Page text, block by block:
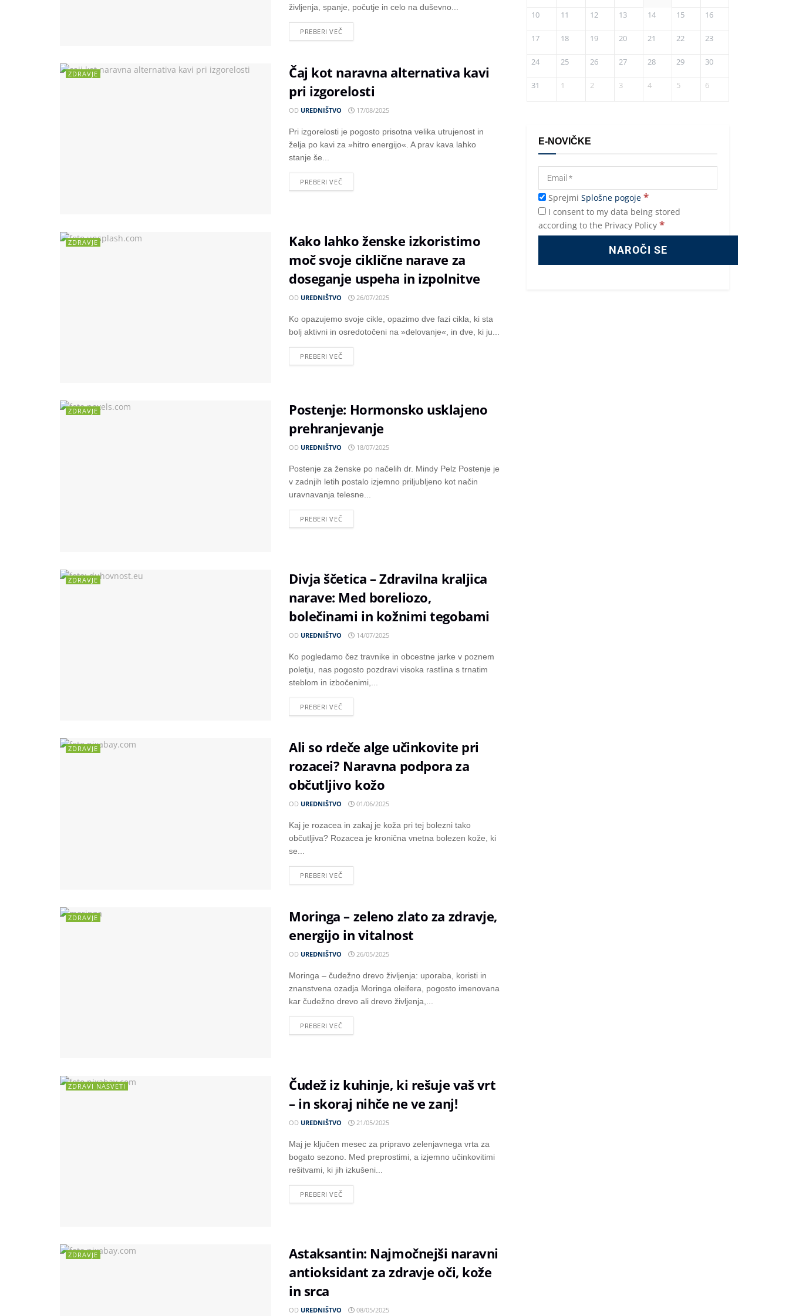
življenja, spanje, počutje in celo na duševno...
PREBERI VEČ
ZDRAVJE
Čaj kot naravna alternativa kavi
pri izgorelosti
OD UREDNIŠTVO 17/08/2025
Pri izgorelosti je pogosto prisotna velika utrujenost in
želja po kavi za »hitro energijo«. A prav kava lahko
stanje še...
PREBERI VEČ
ZDRAVJE
Kako lahko ženske izkoristimo
moč svoje ciklične narave za
doseganje uspeha in izpolnitve
OD UREDNIŠTVO 26/07/2025
Ko opazujemo svoje cikle, opazimo dve fazi cikla, ki sta
bolj aktivni in osredotočeni na »delovanje«, in dve, ki ju...
PREBERI VEČ
ZDRAVJE
Postenje: Hormonsko usklajeno
prehranjevanje
OD UREDNIŠTVO 18/07/2025
Postenje za ženske po načelih dr. Mindy Pelz Postenje je
v zadnjih letih postalo izjemno priljubljeno kot način
uravnavanja telesne...
PREBERI VEČ
ZDRAVJE
Divja ščetica – Zdravilna kraljica
narave: Med boreliozo,
bolečinami in kožnimi tegobami
OD UREDNIŠTVO 14/07/2025
Ko pogledamo čez travnike in obcestne jarke v poznem
poletju, nas pogosto pozdravi visoka rastlina s trnatim
steblom in izbočenimi,...
PREBERI VEČ
ZDRAVJE
Ali so rdeče alge učinkovite pri
rozacei? Naravna podpora za
občutljivo kožo
OD UREDNIŠTVO 01/06/2025
Kaj je rozacea in zakaj je koža pri tej bolezni tako
občutljiva? Rozacea je kronična vnetna bolezen kože, ki
se...
PREBERI VEČ
ZDRAVJE
Moringa – zeleno zlato za zdravje,
energijo in vitalnost
OD UREDNIŠTVO 26/05/2025
Moringa – čudežno drevo življenja: uporaba, koristi in
znanstvena ozadja Moringa oleifera, pogosto imenovana
kar čudežno drevo ali drevo življenja,...
PREBERI VEČ
ZDRAVI NASVETI
Čudež iz kuhinje, ki rešuje vaš vrt
– in skoraj nihče ne ve zanj!
OD UREDNIŠTVO 21/05/2025
Maj je ključen mesec za pripravo zelenjavnega vrta za
bogato sezono. Med preprostimi, a izjemno učinkovitimi
rešitvami, ki jih izkušeni...
PREBERI VEČ
ZDRAVJE
Astaksantin: Najmočnejši naravni
antioksidant za zdravje oči, kože
in srca
OD UREDNIŠTVO 08/05/2025
10 11 12 13 14 15 16
17 18 19 20 21 22 23
24 25 26 27 28 29 30
31 1 2 3 4 5 6
E-NOVIČKE
Sprejmi Splošne pogoje *
I consent to my data being stored
according to the Privacy Policy *